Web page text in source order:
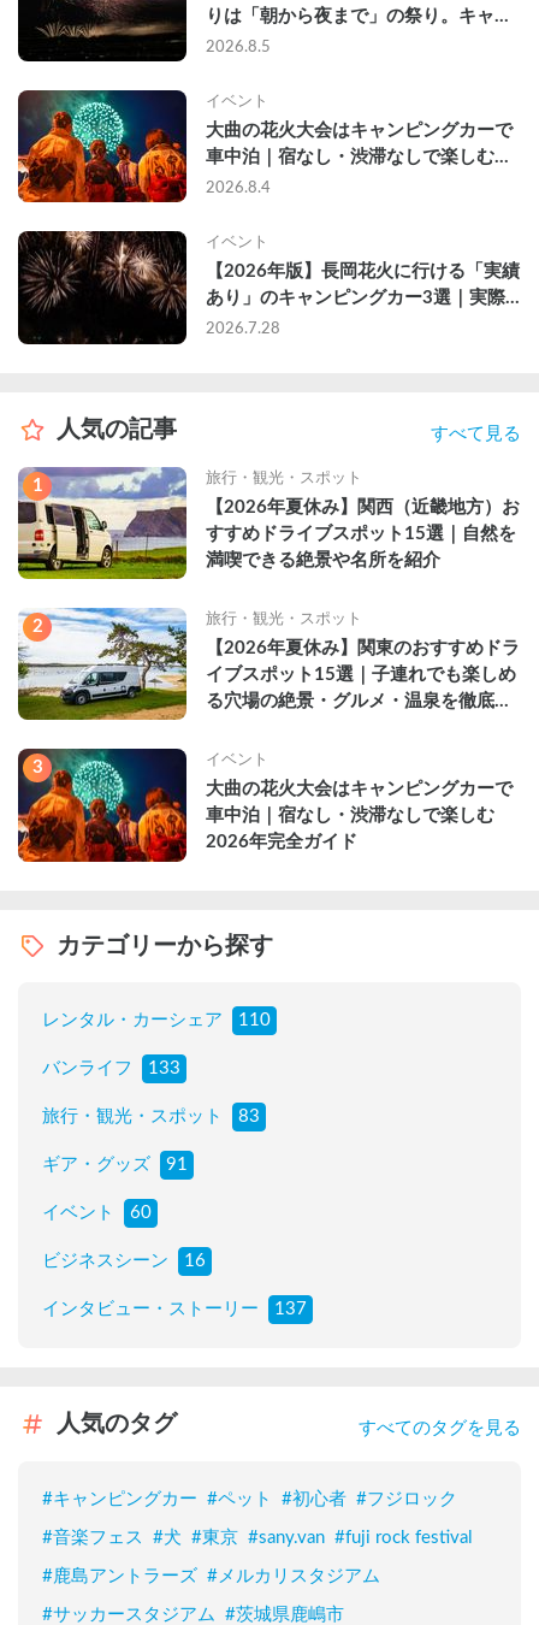
りは「朝から夜まで」の祭り。キャン
ピングカーで行った2組の記録
2026.8.5
イベント
大曲の花火大会はキャンピングカーで
車中泊｜宿なし・渋滞なしで楽しむ
2026年完全ガイド
2026.8.4
イベント
【2026年版】長岡花火に行ける「実績
あり」のキャンピングカー3選｜実際
に利用したゲストのレビュー付き
2026.7.28
人気の記事 すべて見る
1 旅行・観光・スポット
【2026年夏休み】関西（近畿地方）お
すすめドライブスポット15選｜自然を
満喫できる絶景や名所を紹介
2 旅行・観光・スポット
【2026年夏休み】関東のおすすめドラ
イブスポット15選｜子連れでも楽しめ
る穴場の絶景・グルメ・温泉を徹底解
3 イベント
大曲の花火大会はキャンピングカーで
車中泊｜宿なし・渋滞なしで楽しむ
2026年完全ガイド
カテゴリーから探す
レンタル・カーシェア 110
バンライフ 133
旅行・観光・スポット 83
ギア・グッズ 91
イベント 60
ビジネスシーン 16
インタビュー・ストーリー 137
人気のタグ すべてのタグを見る
#キャンピングカー #ペット #初心者 #フジロック
#音楽フェス #犬 #東京 #sany.van #fuji rock festival
#鹿島アントラーズ # メルカリスタジアム
#サッカースタジアム #茨城県鹿嶋市